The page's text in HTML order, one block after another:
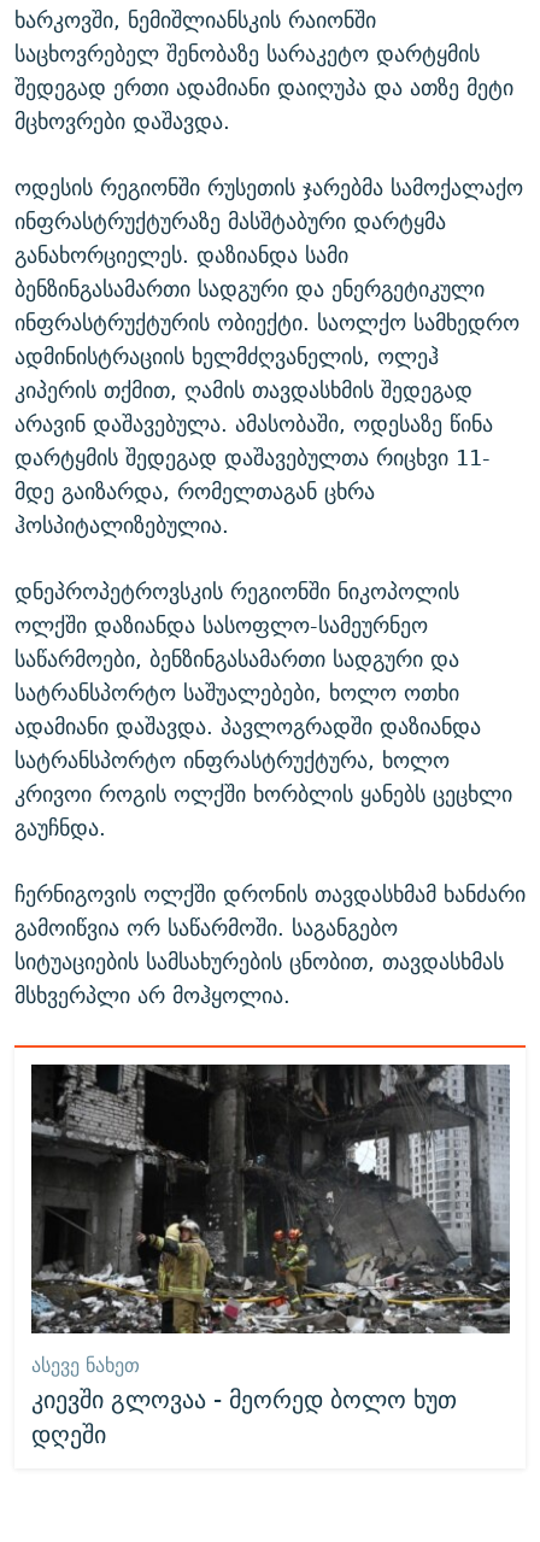
ხარკოვში, ნემიშლიანსკის რაიონში
საცხოვრებელ შენობაზე სარაკეტო დარტყმის
შედეგად ერთი ადამიანი დაიღუპა და ათზე მეტი
მცხოვრები დაშავდა.
ოდესის რეგიონში რუსეთის ჯარებმა სამოქალაქო
ინფრასტრუქტურაზე მასშტაბური დარტყმა
განახორციელეს. დაზიანდა სამი
ბენზინგასამართი სადგური და ენერგეტიკული
ინფრასტრუქტურის ობიექტი. საოლქო სამხედრო
ადმინისტრაციის ხელმძღვანელის, ოლეჰ
კიპერის თქმით, ღამის თავდასხმის შედეგად
არავინ დაშავებულა. ამასობაში, ოდესაზე წინა
დარტყმის შედეგად დაშავებულთა რიცხვი 11-
მდე გაიზარდა, რომელთაგან ცხრა
ჰოსპიტალიზებულია.
დნეპროპეტროვსკის რეგიონში ნიკოპოლის
ოლქში დაზიანდა სასოფლო-სამეურნეო
საწარმოები, ბენზინგასამართი სადგური და
სატრანსპორტო საშუალებები, ხოლო ოთხი
ადამიანი დაშავდა. პავლოგრადში დაზიანდა
სატრანსპორტო ინფრასტრუქტურა, ხოლო
კრივოი როგის ოლქში ხორბლის ყანებს ცეცხლი
გაუჩნდა.
ჩერნიგოვის ოლქში დრონის თავდასხმამ ხანძარი
გამოიწვია ორ საწარმოში. საგანგებო
სიტუაციების სამსახურების ცნობით, თავდასხმას
მსხვერპლი არ მოჰყოლია.
ᲐᲡᲔᲕᲔ ᲜᲐᲮᲔᲗ
კიევში გლოვაა - მეორედ ბოლო ხუთ
დღეში